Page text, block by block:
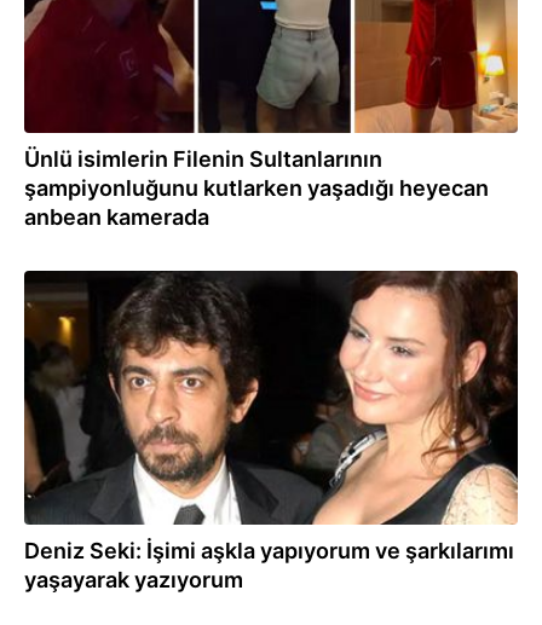
Ünlü isimlerin Filenin Sultanlarının
şampiyonluğunu kutlarken yaşadığı heyecan
anbean kamerada
05.08.2023
Deniz Seki: İşimi aşkla yapıyorum ve şarkılarımı
yaşayarak yazıyorum